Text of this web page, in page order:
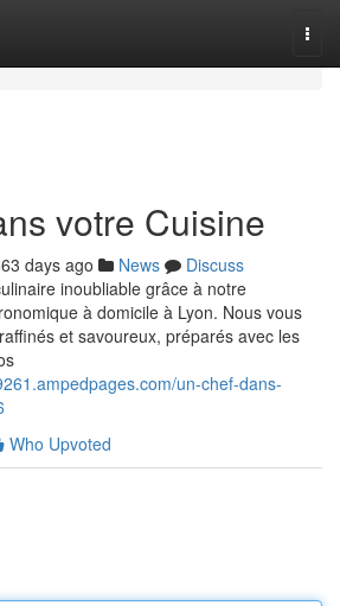
votre Cuisine
days ago News
Discuss
inoubliable grâce à notre
à domicile à Lyon. Nous vous
et savoureux, préparés avec les
un-chef-dans-
Who Upvoted